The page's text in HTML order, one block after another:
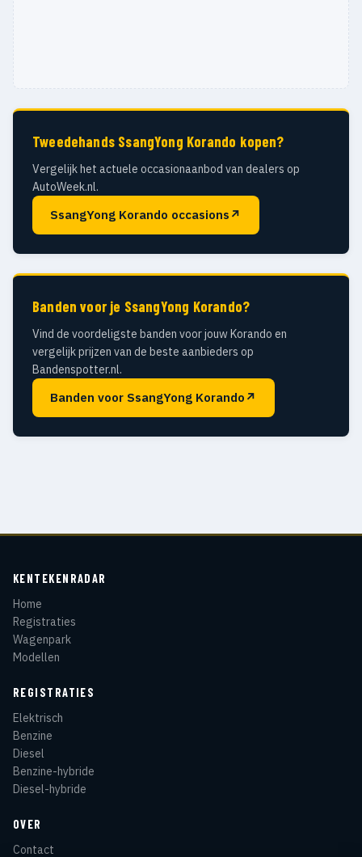
Tweedehands SsangYong Korando kopen?
Vergelijk het actuele occasionaanbod van dealers op
AutoWeek.nl.
SsangYong Korando occasions ↗
Banden voor je SsangYong Korando?
Vind de voordeligste banden voor jouw Korando en
vergelijk prijzen van de beste aanbieders op
Bandenspotter.nl.
Banden voor SsangYong Korando ↗
KENTEKENRADAR
Home
Registraties
Wagenpark
Modellen
REGISTRATIES
Elektrisch
Benzine
Diesel
Benzine-hybride
Diesel-hybride
OVER
Contact